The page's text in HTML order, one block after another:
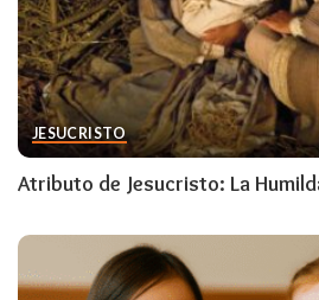
JESUCRISTO
Atributo de Jesucristo: La